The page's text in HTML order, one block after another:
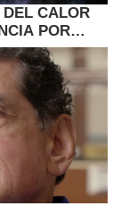
DEL CALOR
POR